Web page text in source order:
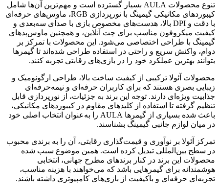
تنوع محصولات AULA بسیار گسترده است و مهم‌ترین آن‌ها شامل
کیبوردهای مکانیکی گیمینگ با نورپردازی RGB، ماوس‌های حرفه‌ای
با دقت و DPI بالا، هدست‌های مخصوص بازی با صدای سه‌بعدی و
کیفیت میکروفون مناسب برای چت آنلاین، و همچنین ماوس‌پدهای
گیمینگ با طراحی اختصاصی می‌شود. این محصولات با تمرکز بر
دوام، واکنش سریع و راحتی در استفاده طراحی شده‌اند تا گیمرها
بتوانند بهترین عملکرد خود را در بازی‌های رقابتی تجربه کنند.
محصولات آئولا ترکیبی از کیفیت ساخت بالا، طراحی ارگونومیک و
زیبایی بصری هستند که برای کاربران حرفه‌ای و نیمه‌حرفه‌ای
جذابیت ویژه‌ای دارند. توجه این برند به جزئیات، از نورپردازی قابل
تنظیم گرفته تا استفاده از کلیدهای مقاوم در کیبوردهای مکانیکی،
باعث شده بسیاری از گیمرها AULA را به‌عنوان انتخاب اصلی خود
در میان لوازم جانبی گیمینگ بشناسند.
تمرکز آئولا بر نوآوری و قیمت‌گذاری رقابتی، آن را به برندی محبوب
در سطح بین‌المللی تبدیل کرده است. همین موضوع سبب شده
محصولات این برند در کنار برندهای مطرح جهانی، انتخابی
هوشمندانه برای گیمرهایی باشد که می‌خواهند با هزینه مناسب،
تجربه‌ای حرفه‌ای و باکیفیت از بازی‌های کامپیوتری داشته باشند.